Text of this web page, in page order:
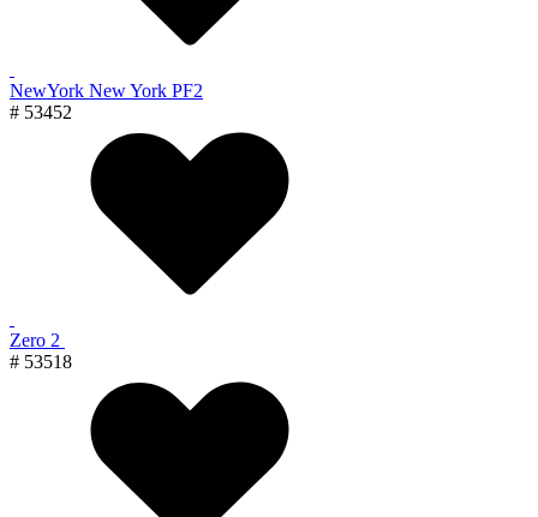
NewYork New York PF2
# 53452
Zero 2
# 53518